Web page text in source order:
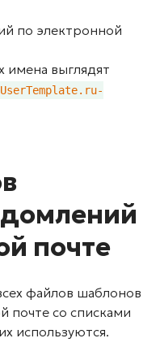
по электронной
имена выглядят
почте
файлов шаблонов
почте со списками
используются.